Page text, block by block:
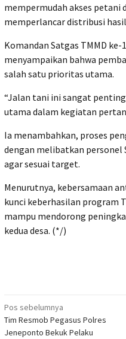
mempermudah akses
memperlancar distribusi
‎Komandan Satgas TMMD
menyampaikan bahwa
salah satu prioritas utama.
‎“Jalan tani ini sangat
utama dalam kegiatan
‎Ia menambahkan, proses
dengan melibatkan personel
agar sesuai target.
‎Menurutnya, kebersamaan
kunci keberhasilan program
mampu mendorong
kedua desa. (*/)
Navigasi
pos
Pos sebelumnya
Tim Resmob Pegasus Polres
Jeneponto Bekuk Pelaku